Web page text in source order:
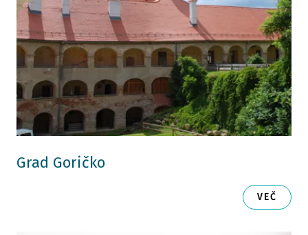
Grad Goričko
VEČ